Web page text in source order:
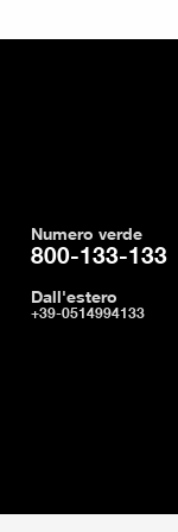
Numero verde
800-133-133
Dall'estero
+39-0514994133